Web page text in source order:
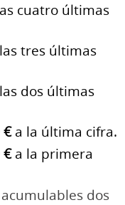
cuatro últimas
tres últimas
dos últimas
€a la última cifra.
€a la primera
dos